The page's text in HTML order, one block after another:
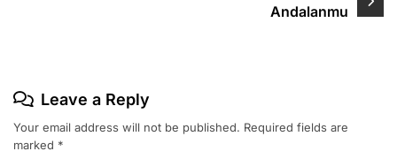
Andalanmu
Leave a Reply
Your email address will not be published. Required fields are
marked *